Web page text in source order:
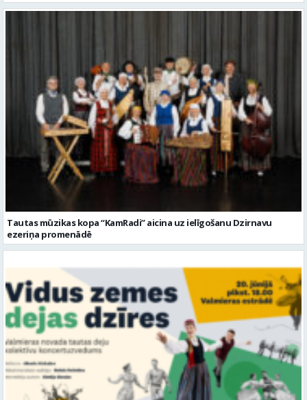
Tautas mūzikas kopa “KamRadi” aicina uz ielīgošanu Dzirnavu
ezeriņa promenādē